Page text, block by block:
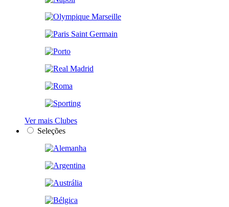
Ver mais Clubes
Seleções